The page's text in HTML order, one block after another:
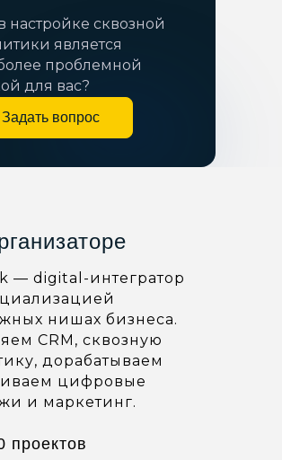
настройке сквозной
является
проблемной
для вас?
Задать вопрос
— digital-интегратор
нишах бизнеса.
CRM, сквозную
дорабатываем
цифровые
и маркетинг.
проектов